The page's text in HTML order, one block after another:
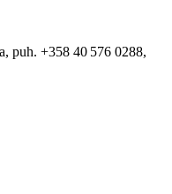
puh. +358 40 576 0288,